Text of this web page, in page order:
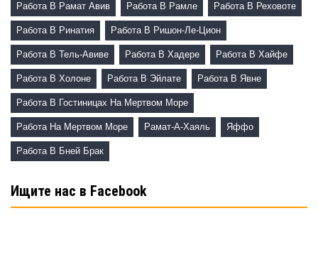
Работа В Рамат Авив Работа В Рамле Работа В Реховоте
Работа В Ринатия Работа В Ришон-Ле-Цион
Работа В Тель-Авиве Работа В Хадере Работа В Хайфе
Работа В Холоне Работа В Эйлате Работа В Явне
Работа В Гостиницах На Мертвом Море
Работа На Мертвом Море Рамат-А-Хаяль Яффо
Работа В Бней Брак
Ищите нас в Facebook